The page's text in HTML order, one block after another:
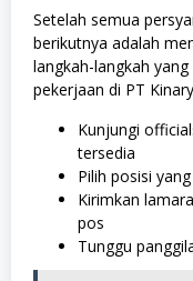
Setelah semua
berikutnya adalah
langkah-langkah
pekerjaan di PT
Kunjungi
tersedia
Pilih posisi
Kirimkan
pos
Tunggu